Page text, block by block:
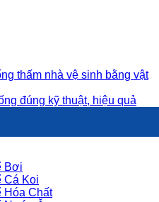
thấm nhà vệ sinh bằng vật
đúng kỹ thuật, hiệu quả
Bơi
Cá Koi
Hóa Chất